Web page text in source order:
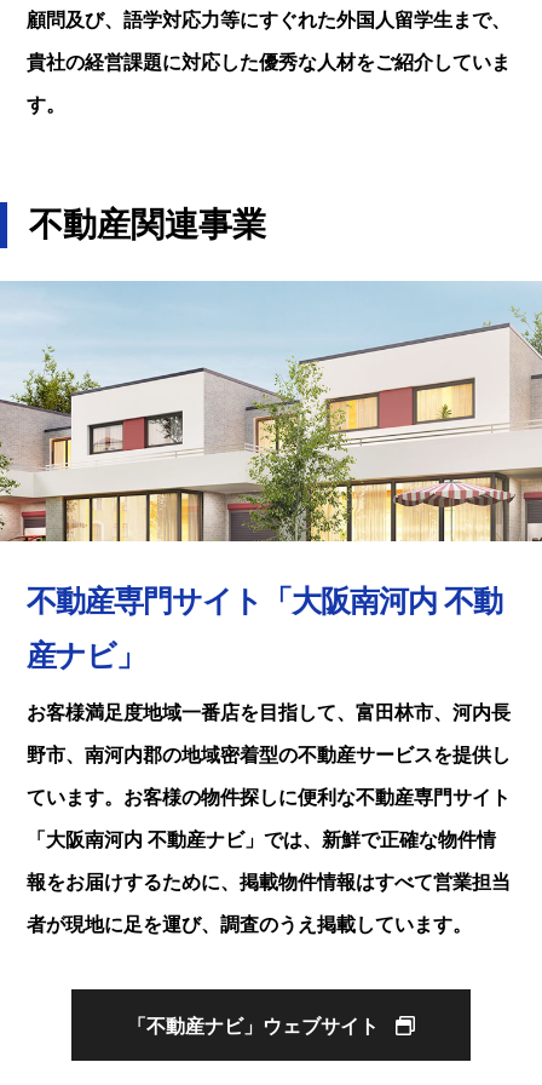
顧問及び、語学対応力等にすぐれた外国人留学生まで、
貴社の経営課題に対応した優秀な人材をご紹介していま
す。
不動産関連事業
不動産専門サイト「大阪南河内 不動
産ナビ」
お客様満足度地域一番店を目指して、富田林市、河内長
野市、南河内郡の地域密着型の不動産サービスを提供し
ています。お客様の物件探しに便利な不動産専門サイト
「大阪南河内 不動産ナビ」では、新鮮で正確な物件情
報をお届けするために、掲載物件情報はすべて営業担当
者が現地に足を運び、調査のうえ掲載しています。
「不動産ナビ」ウェブサイト